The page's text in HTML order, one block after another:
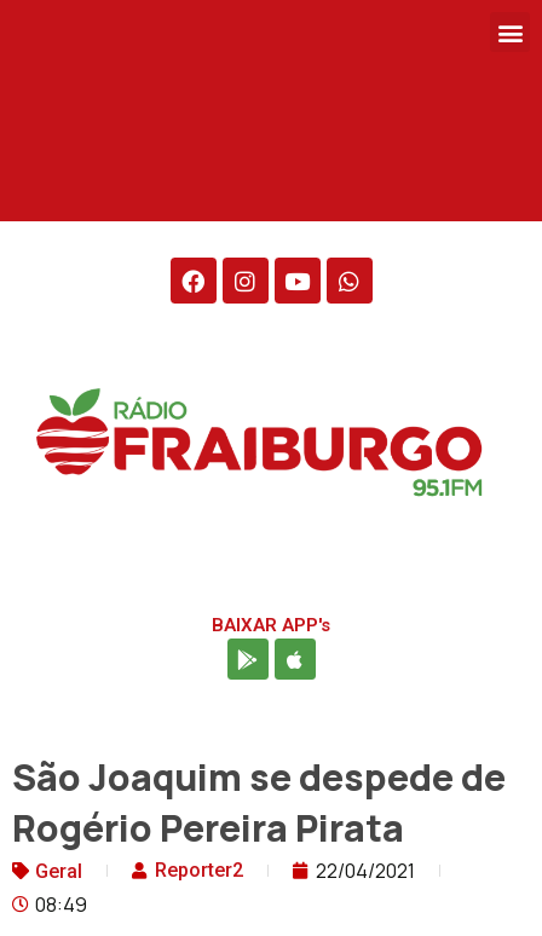
BAIXAR APP's
São Joaquim se despede de
Rogério Pereira Pirata
Geral Reporter2
22/04/2021
08:49